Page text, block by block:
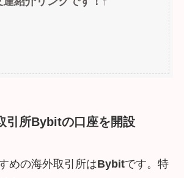
達紹介リンクです！↑
引所Bybitの口座を開設
めの海外取引所はBybitです。特